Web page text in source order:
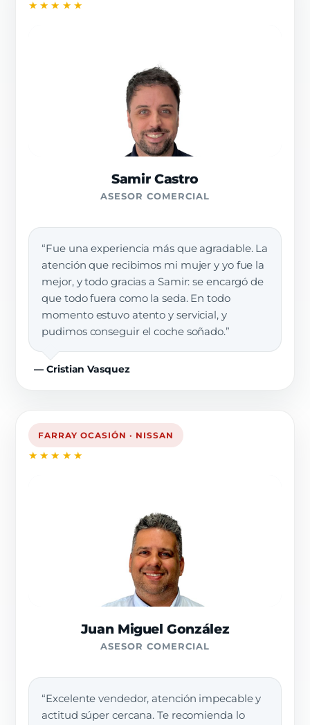
★★★★★
Samir Castro
ASESOR COMERCIAL
“Fue una experiencia más que agradable. La
atención que recibimos mi mujer y yo fue la
mejor, y todo gracias a Samir: se encargó de
que todo fuera como la seda. En todo
momento estuvo atento y servicial, y
pudimos conseguir el coche soñado.”
— Cristian Vasquez
FARRAY OCASIÓN · NISSAN
★★★★★
Juan Miguel González
ASESOR COMERCIAL
“Excelente vendedor, atención impecable y
actitud súper cercana. Te recomienda lo